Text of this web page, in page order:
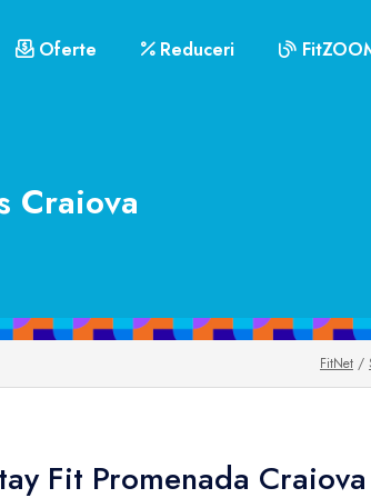
Oferte Reduceri
Craiova
FitNet /
Fit Promenada Craiova